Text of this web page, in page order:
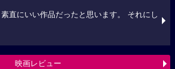
素直にいい作品だったと思います。 それにし
映画レビュー